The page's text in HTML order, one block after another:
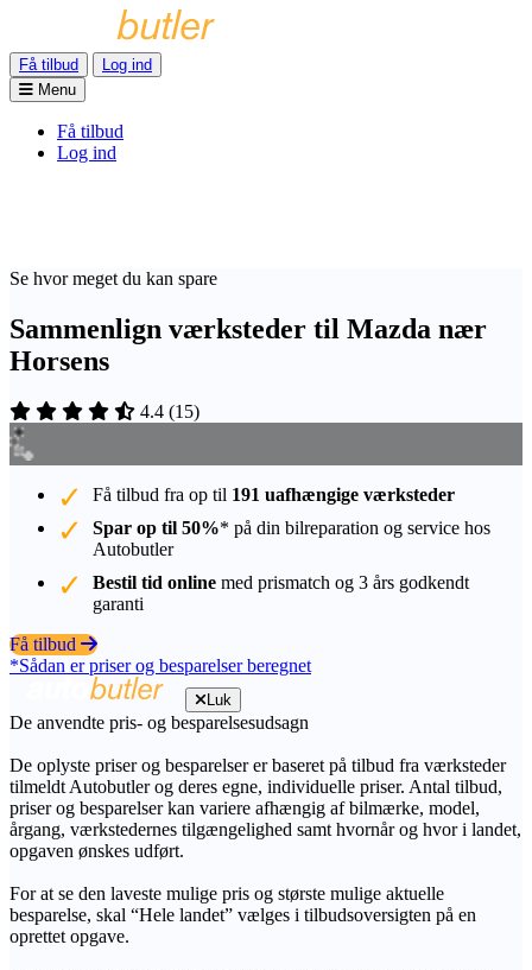
Få tilbud
Log ind
Menu
Få tilbud
Log ind
Se hvor meget du kan spare
Sammenlign værksteder til Mazda nær
Horsens
4.4 (15)
Få tilbud fra op til 191 uafhængige værksteder
Spar op til 50%* på din bilreparation og service hos
Autobutler
Bestil tid online med prismatch og 3 års godkendt
garanti
Få tilbud
*Sådan er priser og besparelser beregnet
Luk
De anvendte pris- og besparelsesudsagn
De oplyste priser og besparelser er baseret på tilbud fra værksteder
tilmeldt Autobutler og deres egne, individuelle priser. Antal tilbud,
priser og besparelser kan variere afhængig af bilmærke, model,
årgang, værkstedernes tilgængelighed samt hvornår og hvor i landet,
opgaven ønskes udført.
For at se den laveste mulige pris og største mulige aktuelle
besparelse, skal “Hele landet” vælges i tilbudsoversigten på en
oprettet opgave.